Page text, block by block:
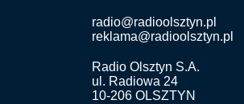
radio@radioolsztyn.pl
reklama@radioolsztyn.pl
Radio Olsztyn S.A.
ul. Radiowa 24
10-206 OLSZTYN